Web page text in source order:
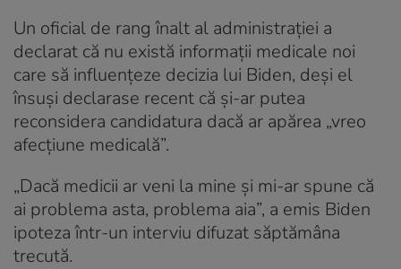
Un oficial de rang înalt al administraţiei a
declarat că nu există informaţii medicale noi
care să influenţeze decizia lui Biden, deşi el
însuşi declarase recent că şi-ar putea
reconsidera candidatura dacă ar apărea „vreo
afecţiune medicală”.
„Dacă medicii ar veni la mine şi mi-ar spune că
ai problema asta, problema aia”, a emis Biden
ipoteza într-un interviu difuzat săptămâna
trecută.